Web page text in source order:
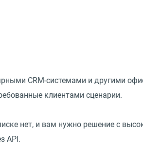
CRM-системами и другими
клиентами сценарии.
нет, и вам нужно решение с
API.